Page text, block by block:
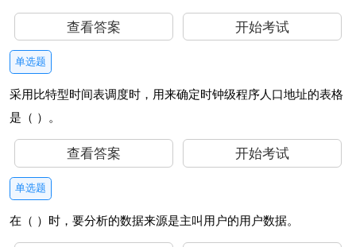
查看答案 开始考试
单选题
采用比特型时间表调度时，用来确定时钟级程序人口地址的表格
是（ ）。
查看答案 开始考试
单选题
在（ ）时，要分析的数据来源是主叫用户的用户数据。